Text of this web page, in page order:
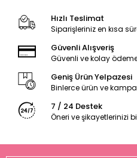
Hızlı Teslimat
Siparişleriniz en kısa
Güvenli Alışveriş
Güvenli ve kolay
Geniş Ürün Yelpazesi
Binlerce ürün ve
7 / 24 Destek
Öneri ve şikayetlerinizi